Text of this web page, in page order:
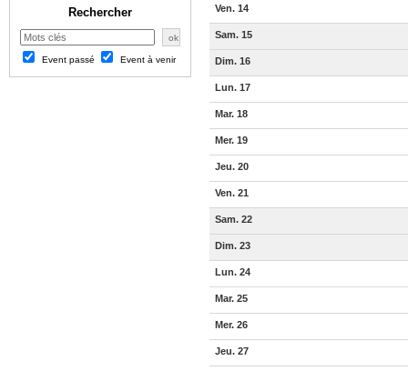
Rechercher
Event passé Event à venir
Ven. 14
Sam. 15
Dim. 16
Lun. 17
Mar. 18
Mer. 19
Jeu. 20
Ven. 21
Sam. 22
Dim. 23
Lun. 24
Mar. 25
Mer. 26
Jeu. 27